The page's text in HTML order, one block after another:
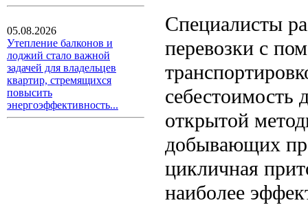
05.08.2026
Утепление балконов и
лоджий стало важной
задачей для владельцев
квартир, стремящихся
повысить
энергоэффективность...
Специалисты
перевозки с
себестоимость
открытой
добывающих
цикличная
наиболее